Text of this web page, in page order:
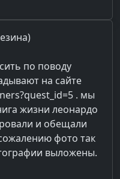
по поводу
на сайте
. мы
жизни леонардо
и обещали
фото так
выложены.